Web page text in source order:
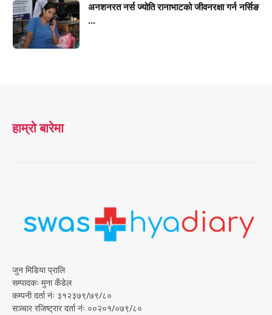
अनशनरत नर्स ज्योति रानाभाटको जीवनरक्षा गर्न नर्सिङ
...
हाम्रो बारेमा
जुन मिडिया प्रालि
सम्पादकः मुना कँडेल
कम्पनी दर्ता नंः ३१२३७९/७९/८०
सञ्चार रजिष्ट्रार दर्ता नंः ००२०१/०७९/८०